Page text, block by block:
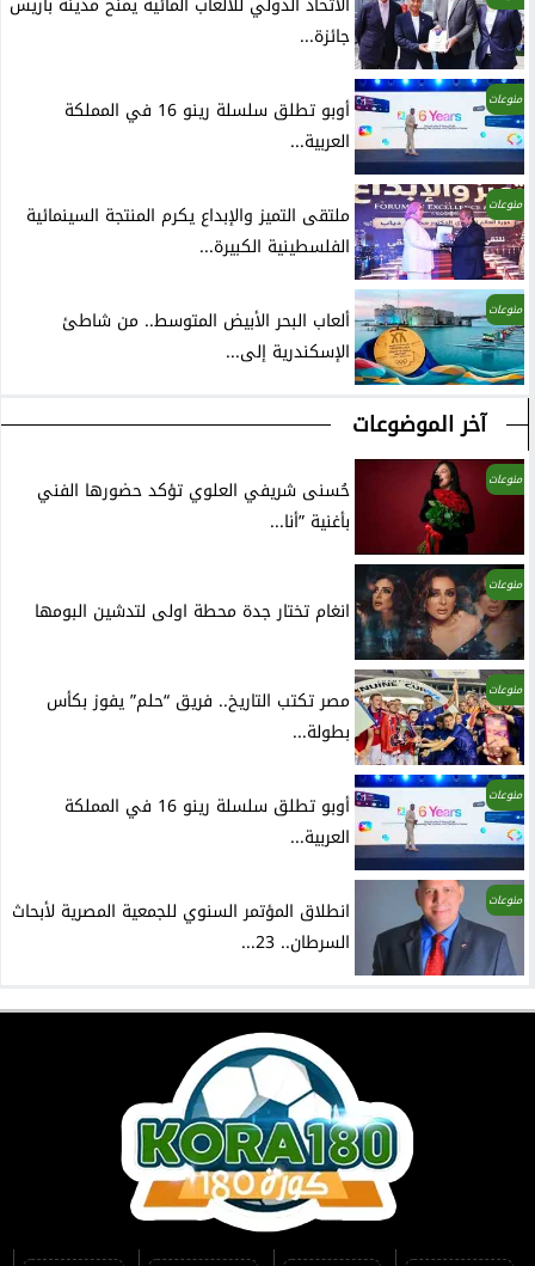
جائزة...
منوعات
أوبو تطلق سلسلة رينو 16 في المملكة
العربية...
منوعات
ملتقى التميز والإبداع يكرم المنتجة السينمائية
الفلسطينية الكبيرة...
منوعات
ألعاب البحر الأبيض المتوسط.. من شاطئ
الإسكندرية إلى...
آخر الموضوعات
منوعات
حُسنى شريفي العلوي تؤكد حضورها الفني
بأغنية ”أنا...
منوعات
انغام تختار جدة محطة اولى لتدشين البومها
منوعات
مصر تكتب التاريخ.. فريق “حلم” يفوز بكأس
بطولة...
منوعات
أوبو تطلق سلسلة رينو 16 في المملكة
العربية...
منوعات
انطلاق المؤتمر السنوي للجمعية المصرية لأبحاث
السرطان.. 23...